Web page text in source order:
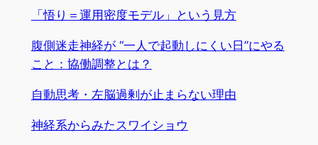
「悟り＝運用密度モデル」という見方
腹側迷走神経が “一人で起動しにくい日”にやる
こと：協働調整とは？
自動思考・左脳過剰が止まらない理由
神経系からみたスワイショウ